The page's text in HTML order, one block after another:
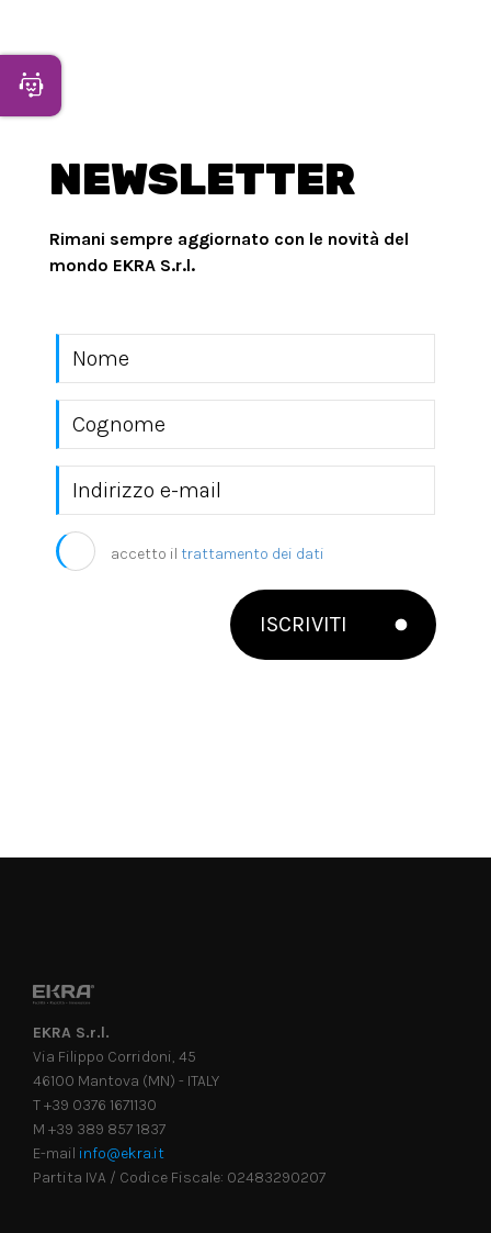
NEWSLETTER
Rimani sempre aggiornato con le novità del
mondo EKRA S.r.l.
accetto il trattamento dei dati
ISCRIVITI
EKRA S.r.l.
Via Filippo Corridoni, 45
46100 Mantova (MN) - ITALY
T +39 0376 1671130
M +39 389 857 1837
E-mail info@ekra.it
Partita IVA / Codice Fiscale: 02483290207